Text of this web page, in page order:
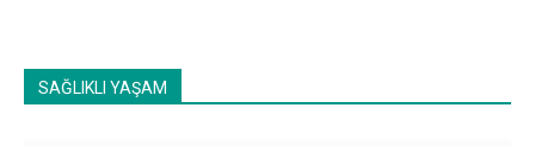
SAĞLIKLI YAŞAM